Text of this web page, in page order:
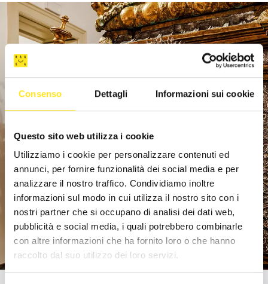
Consenso Dettagli Informazioni sui cookie
Questo sito web utilizza i cookie
Utilizziamo i cookie per personalizzare contenuti ed
annunci, per fornire funzionalità dei social media e per
analizzare il nostro traffico. Condividiamo inoltre
informazioni sul modo in cui utilizza il nostro sito con i
nostri partner che si occupano di analisi dei dati web,
pubblicità e social media, i quali potrebbero combinarle
con altre informazioni che ha fornito loro o che hanno
raccolto dal suo utilizzo dei loro servizi.